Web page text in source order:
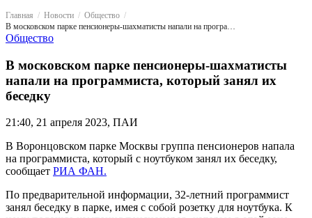
Главная Новости
Общество
В московском парке пенсионеры-шахматисты напали на программиста, который занял их беседку
Общество
В московском парке пенсионеры-шахматисты
напали на программиста, который занял их
беседку
21:40, 21 апреля 2023, ПАИ
В Воронцовском парке Москвы группа пенсионеров напала
на программиста, который с ноутбуком занял их беседку,
сообщает РИА ФАН.
По предварительной информации, 32-летний программист
занял беседку в парке, имея с собой розетку для ноутбука. К